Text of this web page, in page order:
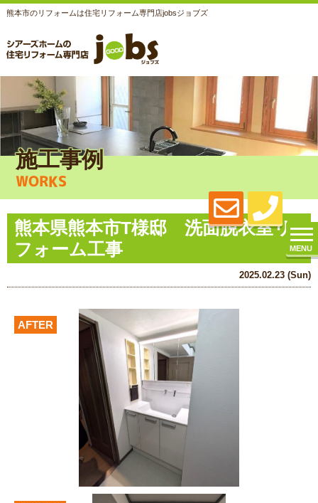
熊本市のリフォームは住宅リフォーム専門店jobsジョブズ
MENU
施工事例
WORKS
熊本県熊本市T様邸 洗面脱衣室リ
フォーム工事
2025.02.23 (Sun)
AFTER